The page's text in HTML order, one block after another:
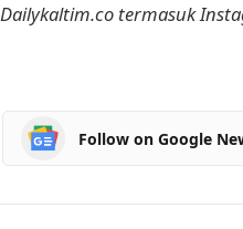
termasuk
Follow on Google